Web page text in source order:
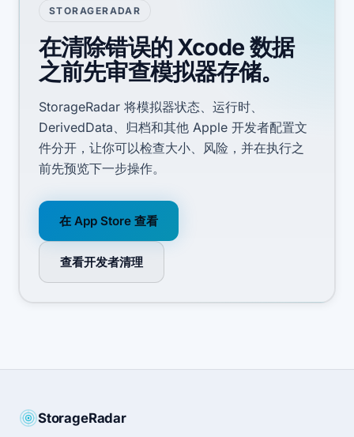
STORAGERADAR
在清除错误的 Xcode 数据
之前先审查模拟器存储。
StorageRadar 将模拟器状态、运行时、
DerivedData、归档和其他 Apple 开发者配置文
件分开，让你可以检查大小、风险，并在执行之
前先预览下一步操作。
在 App Store 查看
查看开发者清理
StorageRadar